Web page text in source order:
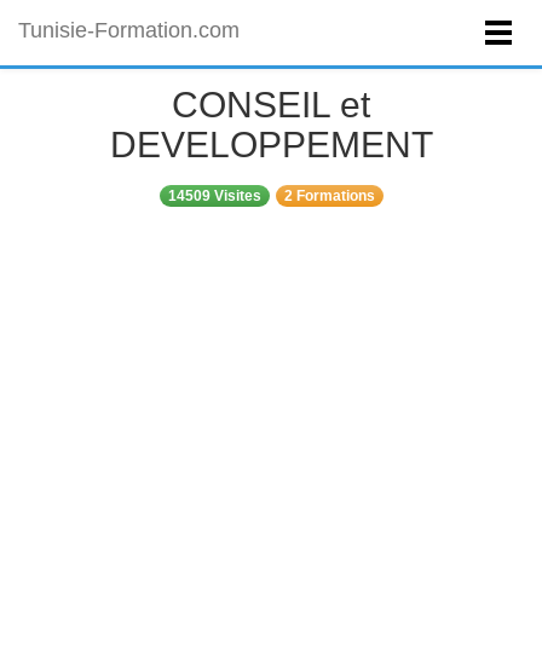
Tunisie-Formation.com
CONSEIL et
DEVELOPPEMENT
14509 Visites 2 Formations